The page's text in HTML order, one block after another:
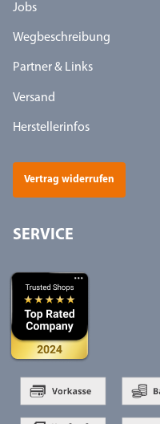
Jobs
Wegbeschreibung
Partner & Links
Versand
Herstellerinfos
Vertrag widerrufen
SERVICE